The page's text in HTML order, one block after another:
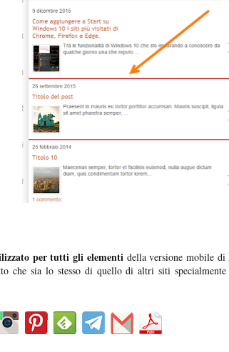
per tutti gli elementidella versione mobile di
che sia lo stesso di quello di altri siti